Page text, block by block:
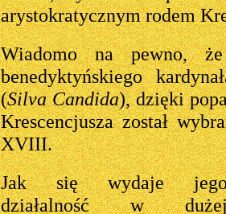
arystokratycznym rodem
Wiadomo na pewno,
benedyktyńskiego
(Silva Candida), dzięki
Krescencjusza został
XVIII.
Jak się wydaje
działalność w